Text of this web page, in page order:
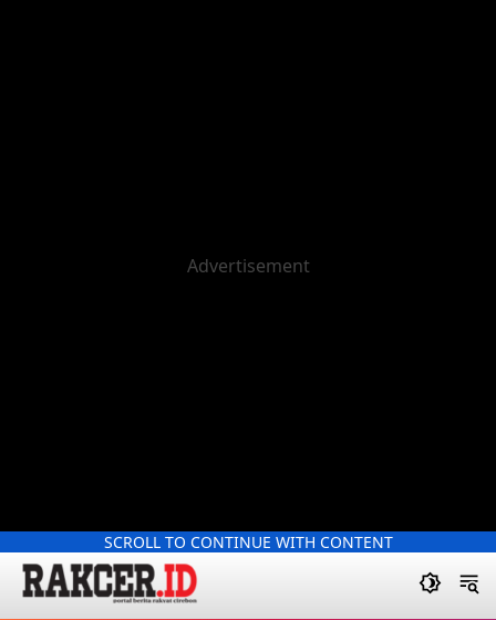
SCROLL TO CONTINUE WITH CONTENT